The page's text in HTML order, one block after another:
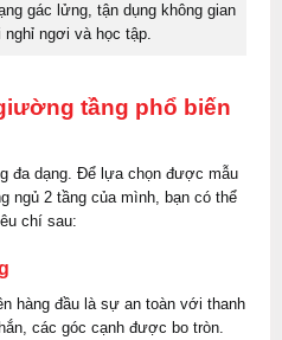
gác lửng, tận dụng không gian
ngơi và học tập.
tầng phổ biến
đa dạng. Để lựa chọn được mẫu
ngủ 2 tầng của mình, bạn có thể
chí sau:
hàng đầu là sự an toàn với thanh
các góc cạnh được bo tròn.